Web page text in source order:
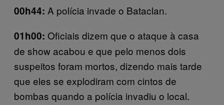
00h44: A polícia invade o Bataclan.
01h00: Oficiais dizem que o ataque à casa
de show acabou e que pelo menos dois
suspeitos foram mortos, dizendo mais tarde
que eles se explodiram com cintos de
bombas quando a polícia invadiu o local.